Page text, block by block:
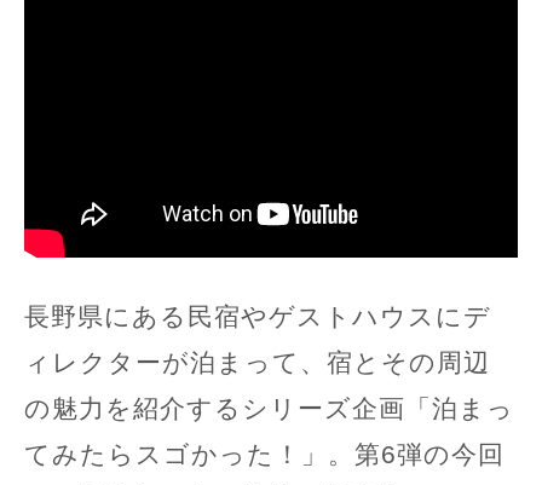
長野県にある民宿やゲストハウスにデ
ィレクターが泊まって、宿とその周辺
の魅力を紹介するシリーズ企画「泊まっ
てみたらスゴかった！」。第6弾の今回